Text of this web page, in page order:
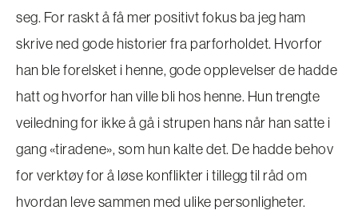
seg. For raskt å få mer positivt fokus ba jeg ham
skrive ned gode historier fra parforholdet. Hvorfor
han ble forelsket i henne, gode opplevelser de hadde
hatt og hvorfor han ville bli hos henne. Hun trengte
veiledning for ikke å gå i strupen hans når han satte i
gang «tiradene», som hun kalte det. De hadde behov
for verktøy for å løse konflikter i tillegg til råd om
hvordan leve sammen med ulike personligheter.